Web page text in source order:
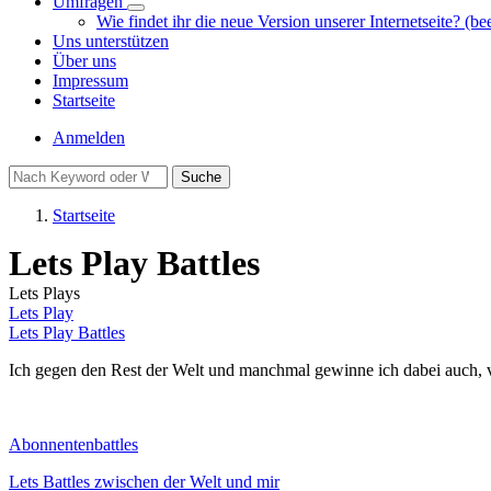
Unternavigation
von
Umfragen
Wie findet ihr die neue Version unserer Internetseite?
Uns unterstützen
Über uns
Impressum
Startseite
Benutzermenü
Anmelden
Suche
Startseite
Lets Play Battles
Lets Plays
Lets Play
Lets Play Battles
Ich gegen den Rest der Welt und manchmal gewinne ich dabei auch,
Abonnentenbattles
Lets Battles zwischen der Welt und mir